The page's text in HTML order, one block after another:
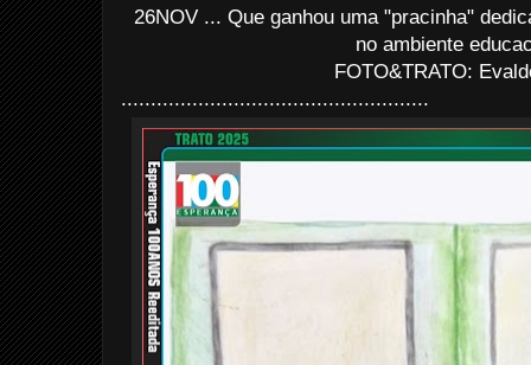
26NOV ... Que ganhou uma "pracinha"
no ambiente
FOTO&TRATO:
....................................................